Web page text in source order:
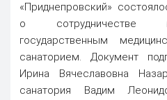
«Приднепровский»
о сотрудничестве
государственным
санаторием. Документ
Ирина Вячеславовна
санатория Вадим